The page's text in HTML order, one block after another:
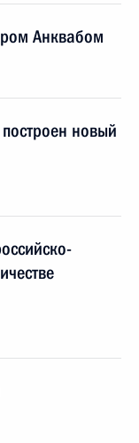
Анквабом
новый